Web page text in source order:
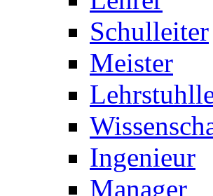
Schulleiter
Meister
Ingenieur
Manager